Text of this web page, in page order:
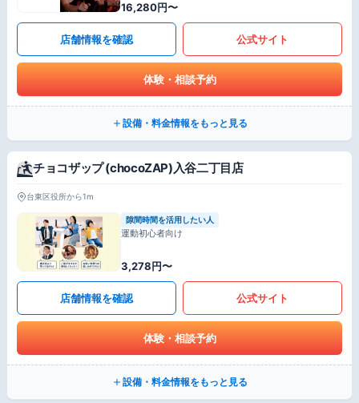
16,280円〜
店舗情報を確認 公式サイト
体験・相談予約
設備・料金情報をもっと見る
チョコザップ (chocoZAP)入谷二丁目店
台東区役所から1m
隙間時間を活用したい人
運動初心者向け
3,278円〜
店舗情報を確認 公式サイト
体験・相談予約
設備・料金情報をもっと見る